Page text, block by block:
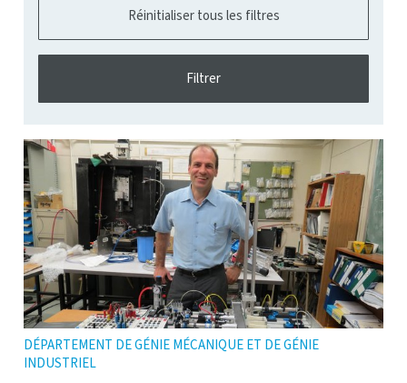
DÉPARTEMENT DE GÉNIE MÉCANIQUE ET DE GÉNIE
INDUSTRIEL